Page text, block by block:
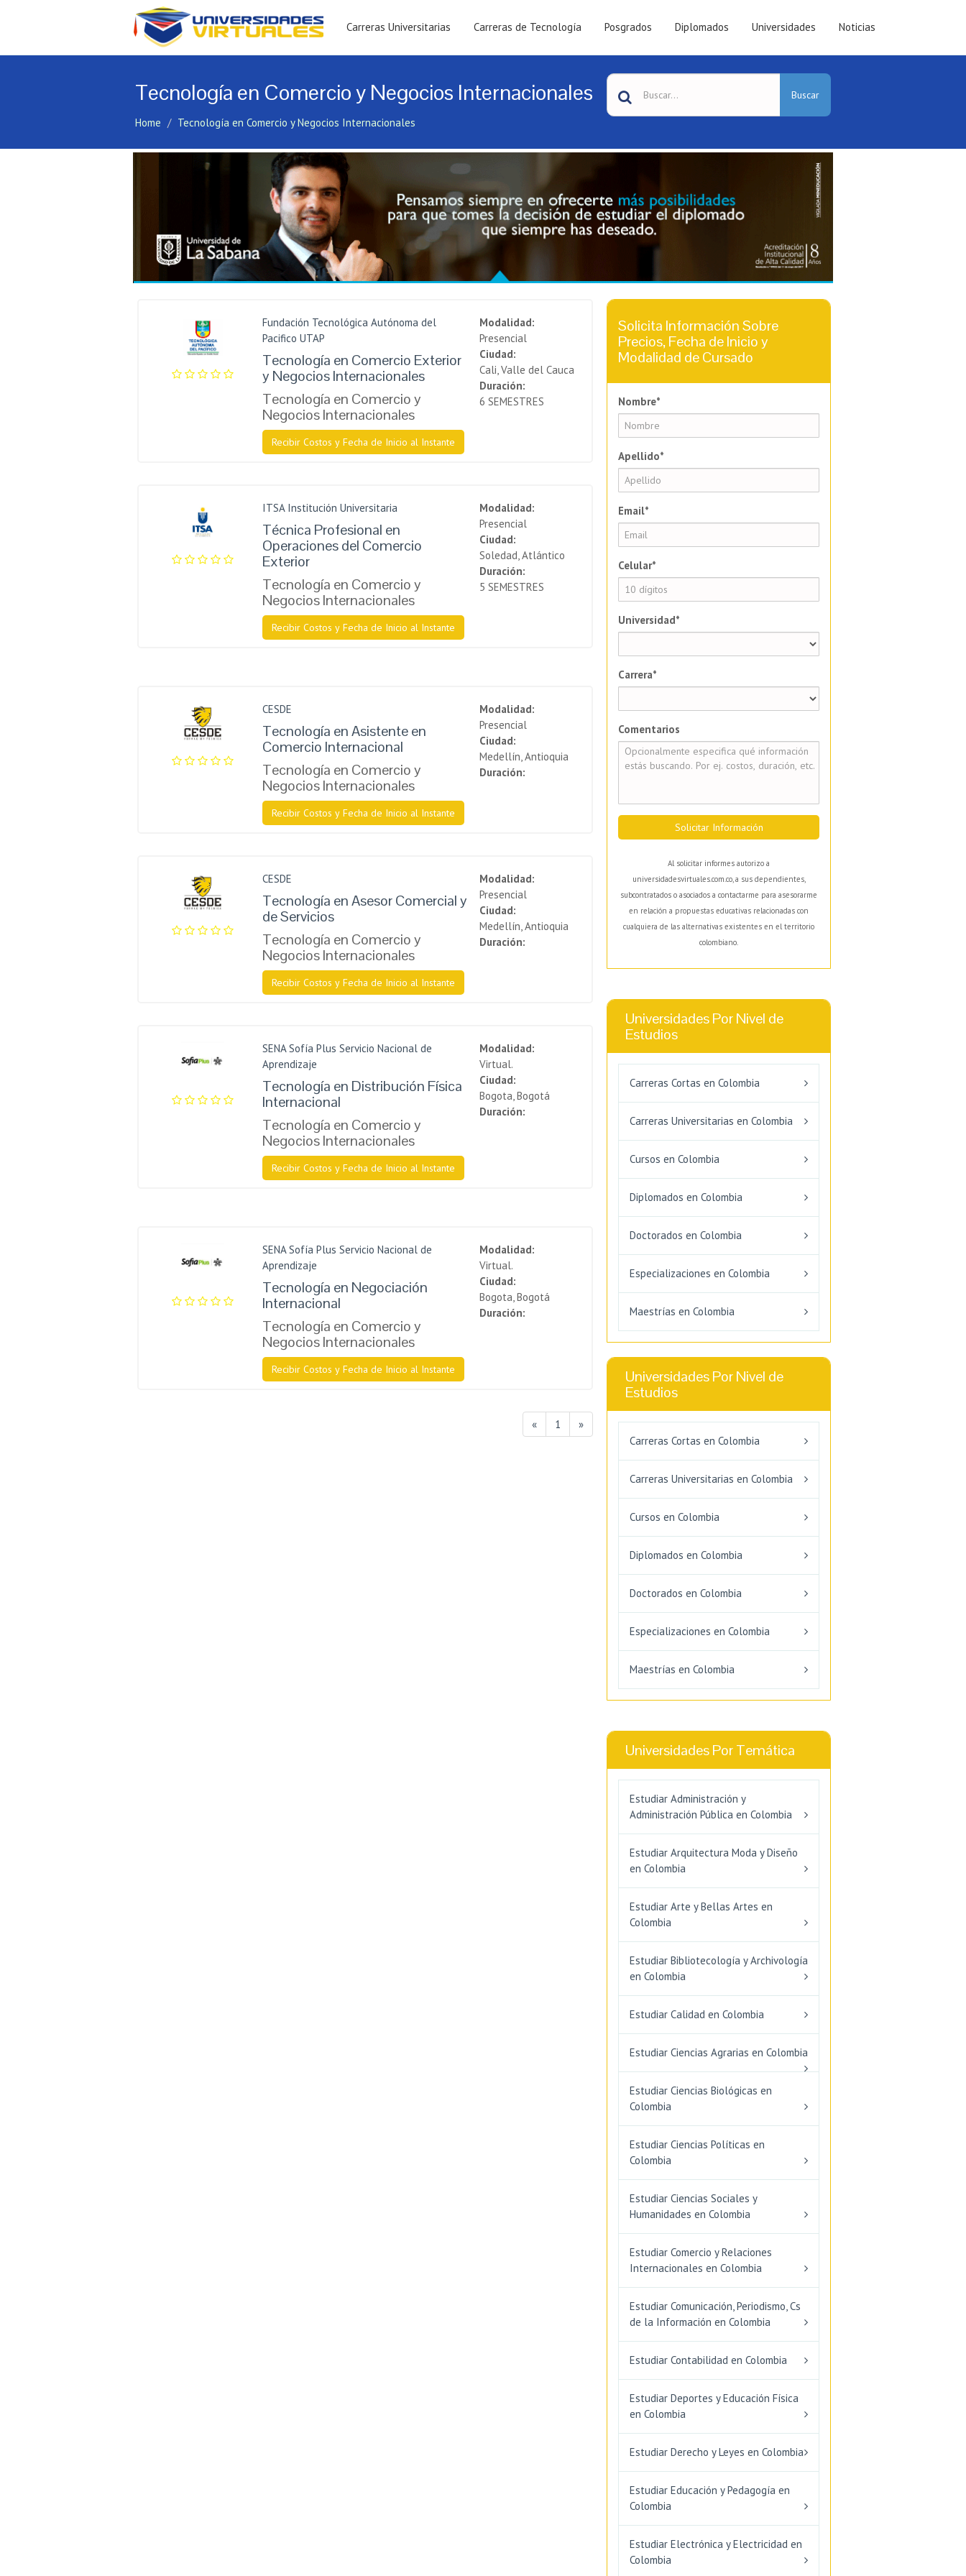
Carreras Universitarias Carreras de Tecnología Posgrados Diplomados Universidades Noticias
Tecnología en Comercio y Negocios Internacionales
Home Tecnología en Comercio y Negocios Internacionales
Buscar
Fundación Tecnológica Autónoma del
Pacifico UTAP
Tecnología en Comercio Exterior
y Negocios Internacionales
Tecnología en Comercio y
Negocios Internacionales
Recibir Costos y Fecha de Inicio al Instante
Modalidad:
Presencial
Ciudad:
Cali, Valle del Cauca
Duración:
6 SEMESTRES
ITSA Institución Universitaria
Técnica Profesional en
Operaciones del Comercio
Exterior
Tecnología en Comercio y
Negocios Internacionales
Recibir Costos y Fecha de Inicio al Instante
Modalidad:
Presencial
Ciudad:
Soledad, Atlántico
Duración:
5 SEMESTRES
CESDE
Tecnología en Asistente en
Comercio Internacional
Tecnología en Comercio y
Negocios Internacionales
Recibir Costos y Fecha de Inicio al Instante
Modalidad:
Presencial
Ciudad:
Medellín, Antioquia
Duración:
CESDE
Tecnología en Asesor Comercial y
de Servicios
Tecnología en Comercio y
Negocios Internacionales
Recibir Costos y Fecha de Inicio al Instante
Modalidad:
Presencial
Ciudad:
Medellín, Antioquia
Duración:
SENA Sofía Plus Servicio Nacional de
Aprendizaje
Tecnología en Distribución Física
Internacional
Tecnología en Comercio y
Negocios Internacionales
Recibir Costos y Fecha de Inicio al Instante
Modalidad:
Virtual.
Ciudad:
Bogota, Bogotá
Duración:
SENA Sofía Plus Servicio Nacional de
Aprendizaje
Tecnología en Negociación
Internacional
Tecnología en Comercio y
Negocios Internacionales
Recibir Costos y Fecha de Inicio al Instante
Modalidad:
Virtual.
Ciudad:
Bogota, Bogotá
Duración:
« 1 »
Solicita Información Sobre
Precios, Fecha de Inicio y
Modalidad de Cursado
Nombre*
Apellido*
Email*
Celular*
Universidad*
Carrera*
Comentarios
Solicitar Información
Al solicitar informes autorizo a
universidadesvirtuales.com.co, a sus dependientes,
subcontratados o asociados a contactarme para asesorarme
en relación a propuestas educativas relacionadas con
cualquiera de las alternativas existentes en el territorio
colombiano.
Universidades Por Nivel de
Estudios
Carreras Cortas en Colombia
Carreras Universitarias en Colombia
Cursos en Colombia
Diplomados en Colombia
Doctorados en Colombia
Especializaciones en Colombia
Maestrías en Colombia
Universidades Por Nivel de
Estudios
Carreras Cortas en Colombia
Carreras Universitarias en Colombia
Cursos en Colombia
Diplomados en Colombia
Doctorados en Colombia
Especializaciones en Colombia
Maestrías en Colombia
Universidades Por Temática
Estudiar Administración y
Administración Pública en Colombia
Estudiar Arquitectura Moda y Diseño
en Colombia
Estudiar Arte y Bellas Artes en
Colombia
Estudiar Bibliotecología y Archivología
en Colombia
Estudiar Calidad en Colombia
Estudiar Ciencias Agrarias en Colombia
Estudiar Ciencias Biológicas en
Colombia
Estudiar Ciencias Políticas en
Colombia
Estudiar Ciencias Sociales y
Humanidades en Colombia
Estudiar Comercio y Relaciones
Internacionales en Colombia
Estudiar Comunicación, Periodismo, Cs
de la Información en Colombia
Estudiar Contabilidad en Colombia
Estudiar Deportes y Educación Física
en Colombia
Estudiar Derecho y Leyes en Colombia
Estudiar Educación y Pedagogía en
Colombia
Estudiar Electrónica y Electricidad en
Colombia